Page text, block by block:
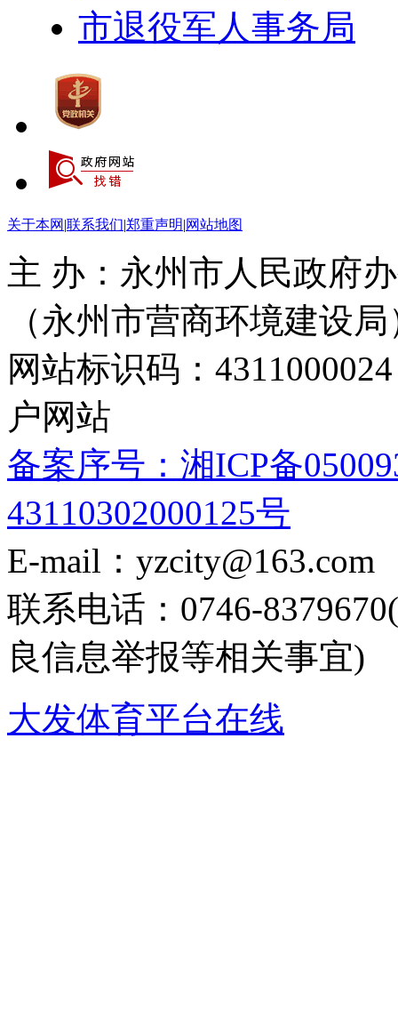
市退役军人事务局
关于本网 |联系我们|郑重声明|网站地图
主 办：永州市人民政府
（永州市营商环境建设局
网站标识码：
户网站
备案序号：湘ICP备
43110302000125号
E-mail：yzcity@163.com
联系电话：0746-
良信息举报等相关事宜)
大发体育平台在线